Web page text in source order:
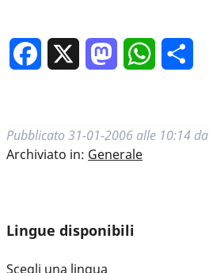
Facebook MastodonWhatsApp
Pubblicato 31-01-2006 alle 10:14 da
Archiviato in: Generale
Lingue disponibili
Scegli una lingua